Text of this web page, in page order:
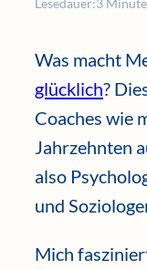
Lesedauer:3
Was macht
glücklich?
Coaches wie
Jahrzehnten
also
und
Mich